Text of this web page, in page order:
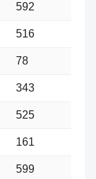
592
516
78
343
525
161
599